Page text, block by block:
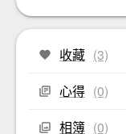
收藏 (3)
心得 (0)
相簿 (0)